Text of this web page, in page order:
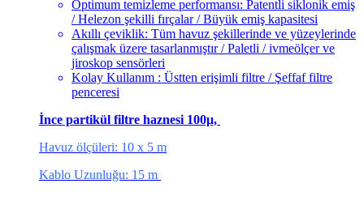
Optimum temizleme performansı: Patentli siklonik emiş
/ Helezon şekilli fırçalar / Büyük emiş kapasitesi
Akıllı çeviklik: Tüm havuz şekillerinde ve yüzeylerinde
çalışmak üzere tasarlanmıştır / Paletli / ivmeölçer ve
jiroskop sensörleri
Kolay Kullanım : Üstten erişimli filtre / Şeffaf filtre
penceresi
İnce partikül filtre haznesi 100μ,
Havuz ölçüleri: 10 x 5 m
Kablo Uzunluğu: 15 m